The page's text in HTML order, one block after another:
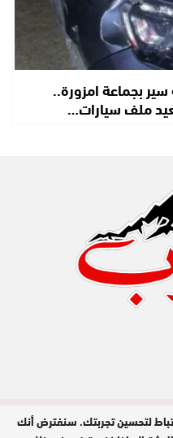
بجماعة امزورة..
ملف سيارات…
لتحسين تجربتك. سنفترض أنك